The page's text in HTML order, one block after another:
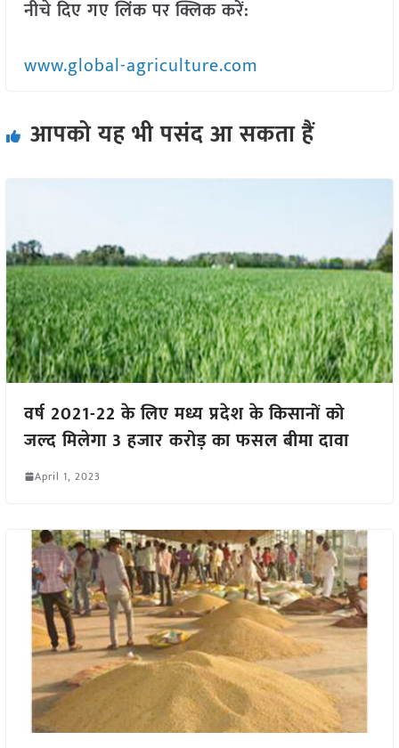
नीचे दिए गए लिंक पर क्लिक करें:
www.global-agriculture.com
आपको यह भी पसंद आ सकता हैं
वर्ष 2021-22 के लिए मध्य प्रदेश के किसानों को
जल्द मिलेगा 3 हजार करोड़ का फसल बीमा दावा
April 1, 2023